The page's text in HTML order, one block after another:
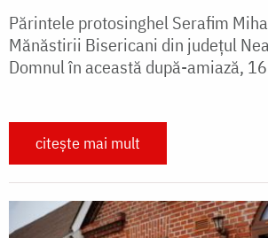
Părintele protosinghel Serafim
Mănăstirii Bisericani din județul
Domnul în această după-amiază,
citește mai mult